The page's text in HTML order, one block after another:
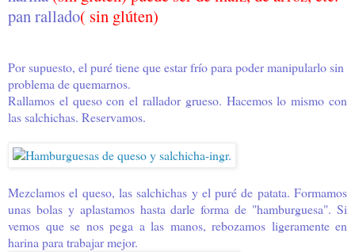
pan rallado( sin glúten)
Por supuesto, el puré tiene que estar frío para poder manipularlo sin
problema de quemarnos.
Rallamos el queso con el rallador grueso. Hacemos lo mismo con
las salchichas. Reservamos.
Mezclamos el queso, las salchichas y el puré de patata. Formamos
unas bolas y aplastamos hasta darle forma de "hamburguesa". Si
vemos que se nos pega a las manos, rebozamos ligeramente en
harina para trabajar mejor.